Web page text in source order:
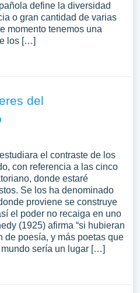
define la diversidad
o gran cantidad de varias
momento tenemos una
los […]
del
el contraste de los
con referencia a las cinco
donde estaré
Se los ha denominado
proviene se construye
el poder no recaiga en uno
(1925) afirma “si hubieran
de poesía, y más poetas que
sería un lugar […]